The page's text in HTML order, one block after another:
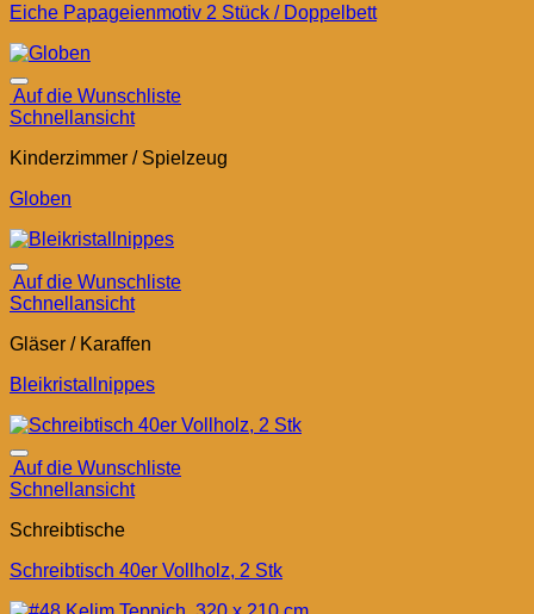
Eiche Papageienmotiv 2 Stück / Doppelbett
Auf die Wunschliste
Schnellansicht
Kinderzimmer / Spielzeug
Globen
Auf die Wunschliste
Schnellansicht
Gläser / Karaffen
Bleikristallnippes
Auf die Wunschliste
Schnellansicht
Schreibtische
Schreibtisch 40er Vollholz, 2 Stk